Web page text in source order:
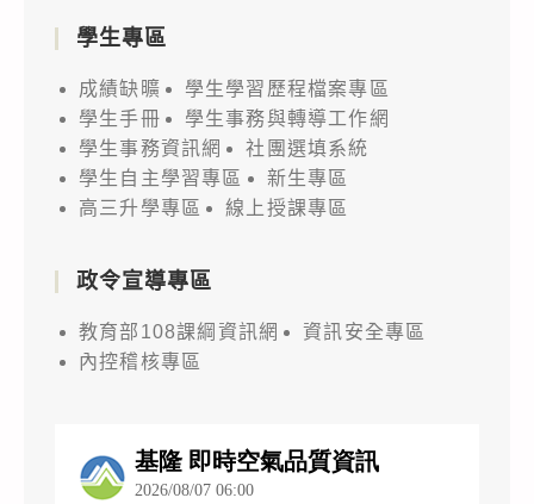
學生專區
成績缺曠
學生學習歷程檔案專區
學生手冊
學生事務與轉導工作網
學生事務資訊網
社團選填系統
學生自主學習專區
新生專區
高三升學專區
線上授課專區
政令宣導專區
教育部108課綱資訊網
資訊安全專區
內控稽核專區